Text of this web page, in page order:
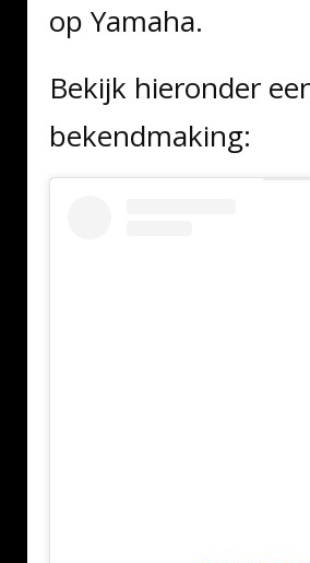
op Yamaha.
Bekijk hieronder
bekendmaking: